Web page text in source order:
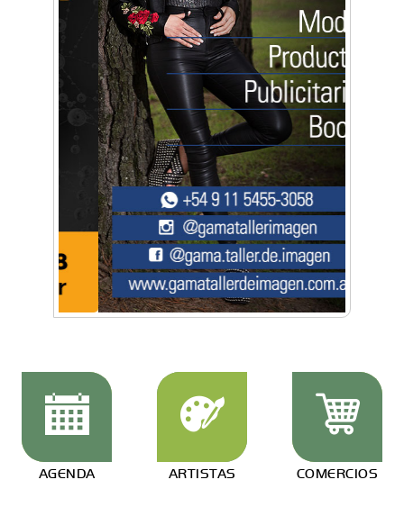
AGENDA ARTISTAS COMERCIOS